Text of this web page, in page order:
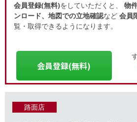
会員登録(無料)をしていただくと、 物
ンロード、地図での立地確認など 会員
覧・取得できるようになります。
会員登録(無料)
路面店